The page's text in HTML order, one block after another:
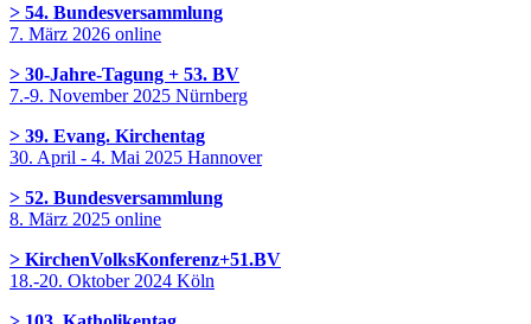
> 54. Bundesversammlung
7. März 2026 online
> 30-Jahre-Tagung + 53. BV
7.-9. November 2025 Nürnberg
> 39. Evang. Kirchentag
30. April - 4. Mai 2025 Hannover
> 52. Bundesversammlung
8. März 2025 online
> KirchenVolksKonferenz+51.BV
18.-20. Oktober 2024 Köln